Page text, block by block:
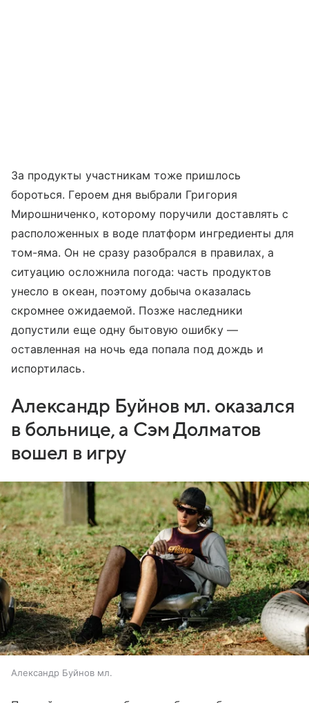
За продукты участникам тоже пришлось
бороться. Героем дня выбрали Григория
Мирошниченко, которому поручили доставлять с
расположенных в воде платформ ингредиенты для
том-яма. Он не сразу разобрался в правилах, а
ситуацию осложнила погода: часть продуктов
унесло в океан, поэтому добыча оказалась
скромнее ожидаемой. Позже наследники
допустили еще одну бытовую ошибку —
оставленная на ночь еда попала под дождь и
испортилась.
Александр Буйнов мл. оказался
в больнице, а Сэм Долматов
вошел в игру
Александр Буйнов мл.